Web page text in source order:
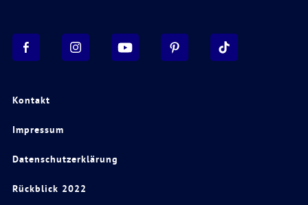
Kontakt
Impressum
Datenschutzerklärung
Rückblick 2022